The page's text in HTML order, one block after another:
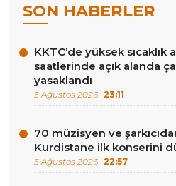
SON HABERLER
KKTC’de yüksek sıcaklık
saatlerinde açık alanda
yasaklandı
5 Ağustos 2026 23:11
70 müzisyen ve
Kurdistane ilk konserini
5 Ağustos 2026 22:57